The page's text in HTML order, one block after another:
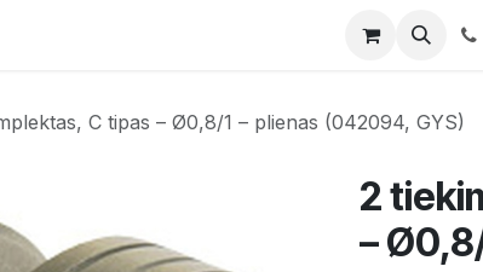
C tipas – Ø0,8/1 – plienas (042094, GYS)
2
–